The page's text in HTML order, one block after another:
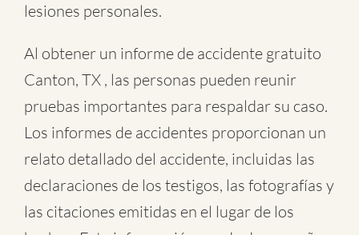
lesiones personales.
Al obtener un informe de accidente gratuito
Canton, TX , las personas pueden reunir
pruebas importantes para respaldar su caso.
Los informes de accidentes proporcionan un
relato detallado del accidente, incluidas las
declaraciones de los testigos, las fotografías y
las citaciones emitidas en el lugar de los